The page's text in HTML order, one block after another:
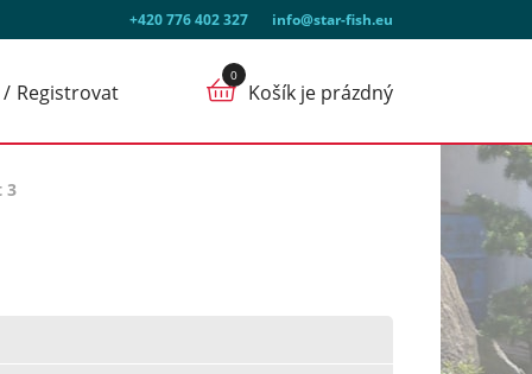
+420 776 402 327 info@star-fish.eu
Registrovat Košík je prázdný
3